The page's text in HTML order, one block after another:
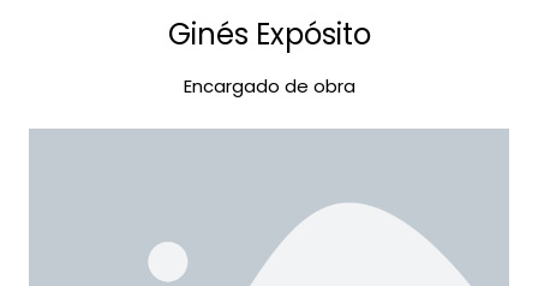
Ginés Expósito
Encargado de obra